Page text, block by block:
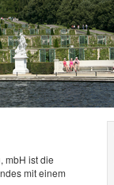
mbH ist die
mit einem